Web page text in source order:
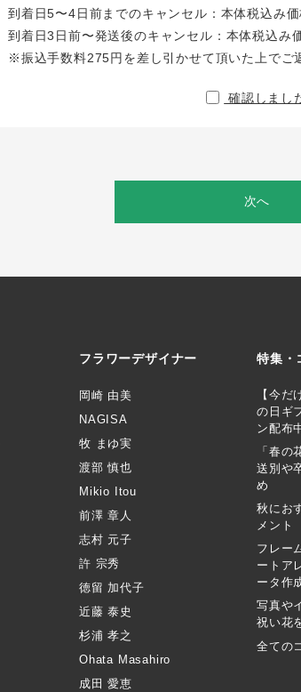
到着日5〜4日前までのキャンセル：本体税込み
到着日3日前〜発送後のキャンセル：本体税込み
※振込手数料275円を差し引かせて頂いた上でご
確認しまし
次へ
フラワーデザイナー
岡崎 由美
NAGISA
牧 まゆ実
渡部 慎也
Mikio Itou
前澤 章人
志村 元子
許 宗秀
徳留 加代子
近藤 泰史
杉浦 孝之
Ohata Masahiro
成田 愛恵
特集・
【今
の日ギ
ン配布
「春の
送別や
め
秋にお
メント
フレー
ートア
ータ作
写真や
祝い花
全ての